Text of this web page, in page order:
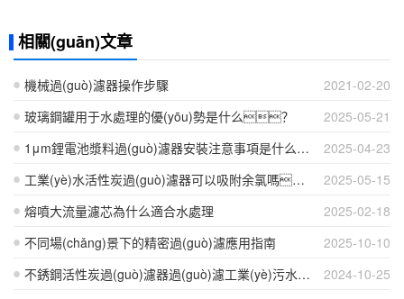
相關(guān)文章
2021-02-20
機械過(guò)濾器操作步驟
2025-05-21
玻璃鋼罐用于水處理的優(yōu)勢是什么？
2025-04-23
1μm鋰電池漿料過(guò)濾器安裝注意事項是什么？
2025-05-15
工業(yè)水活性炭過(guò)濾器可以吸附余氯嗎？
2025-02-18
熔噴大流量濾芯為什么適合水處理
2025-10-10
不同場(chǎng)景下的精密過(guò)濾應用指南
2024-10-25
不銹鋼活性炭過(guò)濾器過(guò)濾工業(yè)污水表現怎么樣？